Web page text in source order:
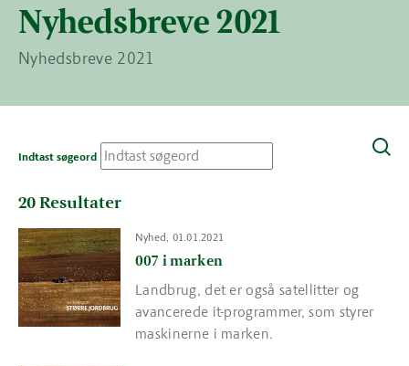
Nyhedsbreve 2021
Nyhedsbreve 2021
Indtast søgeord
20Resultater
Nyhed, 01.01.2021
007 i marken
Landbrug, det er også satellitter og
avancerede it-programmer, som styrer
maskinerne i marken.
Read more about 007 i marken